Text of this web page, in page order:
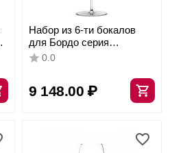
Набор из 6-ти бокалов
для Бордо серия
STARLight 675 мл, D100
0.0
9 148.00 ₽